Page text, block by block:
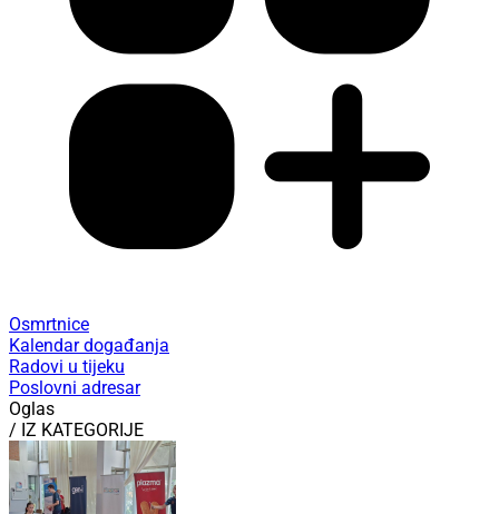
Osmrtnice
Kalendar događanja
Radovi u tijeku
Poslovni adresar
Oglas
/ IZ KATEGORIJE